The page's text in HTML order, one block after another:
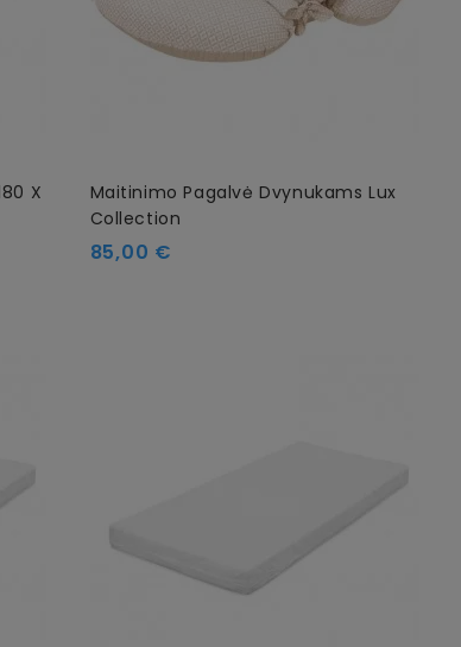
X
Maitinimo Pagalvė Dvynukams Lux
Collection
85,00 €